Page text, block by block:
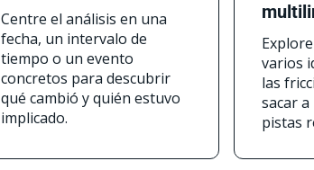
Centre el análisis en una
fecha, un intervalo de
tiempo o un evento
concretos para descubrir
qué cambió y quién estuvo
implicado.
varios
las
sacar
pistas